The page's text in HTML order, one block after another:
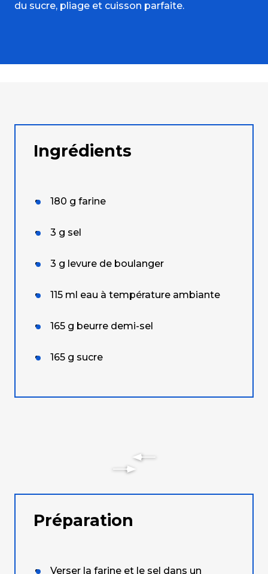
du sucre, pliage et cuisson parfaite.
Ingrédients
180 g farine
3 g sel
3 g levure de boulanger
115 ml eau à température ambiante
165 g beurre demi-sel
165 g sucre
Préparation
Verser la farine et le sel dans un